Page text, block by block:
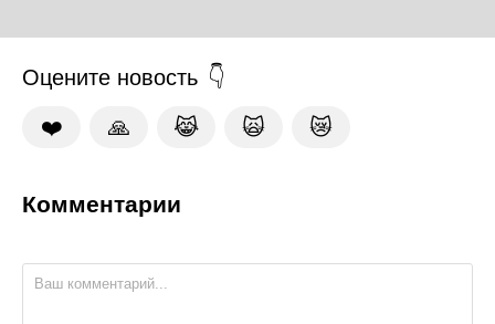
Оцените новость
❤️ 🙏 😹 🙀 😿
Комментарии